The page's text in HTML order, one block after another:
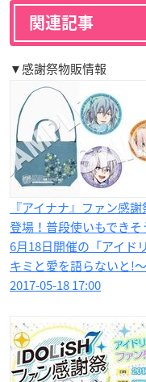
関連記事
▼感謝祭物販情報
『アイナナ』ファン感
登場！普段使いもでき
6月18日開催の「アイド
キミと愛を語らないと!
2017-05-18 17:00